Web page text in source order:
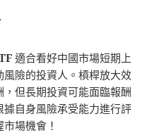
適合看好中國市場短期上
險的投資人。槓桿放大效
但長期投資可能面臨報酬
自身風險承受能力進行評
場機會！